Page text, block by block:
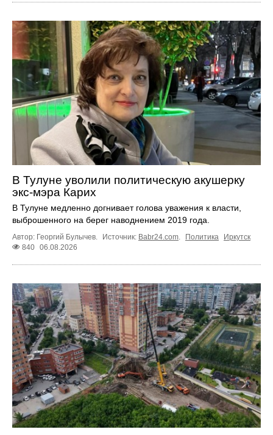
В Тулуне уволили политическую акушерку
экс-мэра Карих
В Тулуне медленно догнивает голова уважения к власти,
выброшенного на берег наводнением 2019 года.
Автор: Георгий Булычев. Источник: Babr24.com. Политика
Иркутск
840 06.08.2026